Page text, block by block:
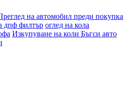
на автомобил преди покупка
дпф филтър оглед на кола
Изкупуване на коли Бъгси авто